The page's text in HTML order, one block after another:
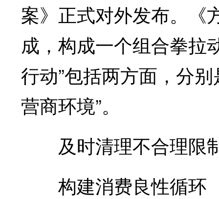
案》正式对外发布。《
成，构成一个组合拳拉
行动”包括两方面，分
营商环境”。
及时清理不合理限
构建消费良性循环